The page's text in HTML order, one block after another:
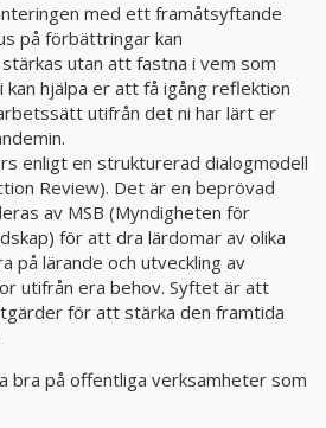
med ett framåtsyftande
på förbättringar kan
utan att fastna i vem som
kan hjälpa er att få igång reflektion
utifrån det ni har lärt er
enligt en strukturerad dialogmodell
Review). Det är en beprövad
av MSB (Myndigheten för
för att dra lärdomar av olika
på lärande och utveckling av
utifrån era behov. Syftet är att
för att stärka den framtida
bra på offentliga verksamheter som